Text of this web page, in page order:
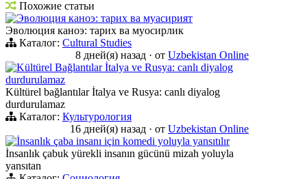
Похожие статьи
Эволюция каноэ: тарих ва муасирият
Эволюция каноэ: тарих ва муосирлик
Каталог: Cultural Studies
8 дней(я) назад · от Uzbekistan Online
Kültürel Bağlantılar İtalya ve Rusya: canlı diyalog
durdurulamaz
Kültürel bağlantılar İtalya ve Rusya: canlı diyalog
durdurulamaz
Каталог: Культурология
16 дней(я) назад · от Uzbekistan Online
İnsanlık çaba insanı için komedi yoluyla yansıtılır
İnsanlık çabuk yürekli insanın gücünü mizah yoluyla
yansıtan